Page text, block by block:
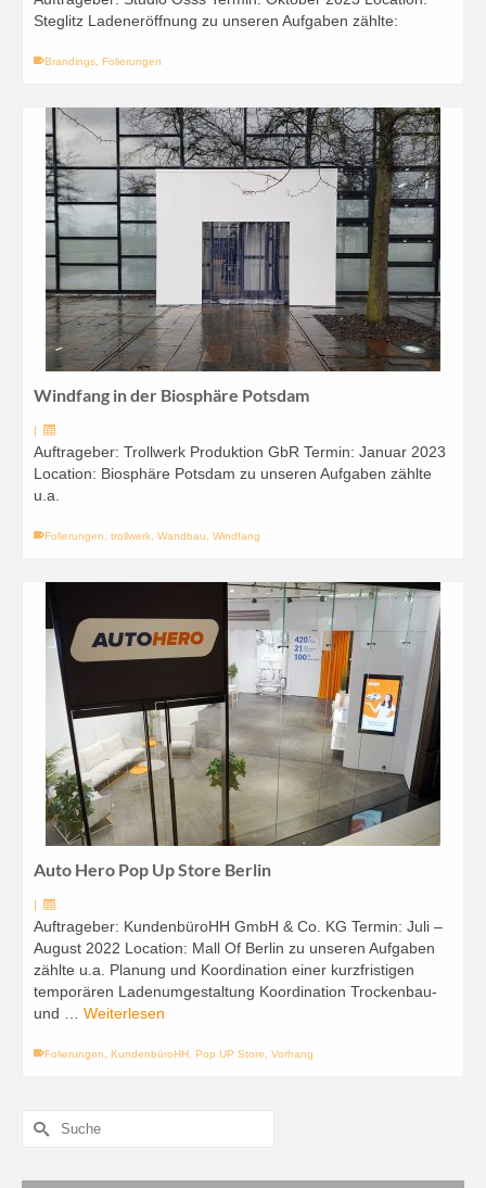
Steglitz Ladeneröffnung zu unseren Aufgaben zählte:
Brandings Folierungen
Windfang in der Biosphäre Potsdam
|
Auftrageber: Trollwerk Produktion GbR Termin: Januar 2023
Location: Biosphäre Potsdam zu unseren Aufgaben zählte
u.a.
Folierungen trollwerk Wandbau Windfang
Auto Hero Pop Up Store Berlin
|
Auftrageber: KundenbüroHH GmbH & Co. KG Termin: Juli –
August 2022 Location: Mall Of Berlin zu unseren Aufgaben
zählte u.a. Planung und Koordination einer kurzfristigen
temporären Ladenumgestaltung Koordination Trockenbau-
und … Weiterlesen
Folierungen KundenbüroHH Pop UP Store Vorhang